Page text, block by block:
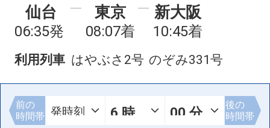
仙台
06:35発
東京
08:07着
新大阪
10:45着
利用列車 はやぶさ2号 のぞみ331号
前の
時間帯
後の
時間帯